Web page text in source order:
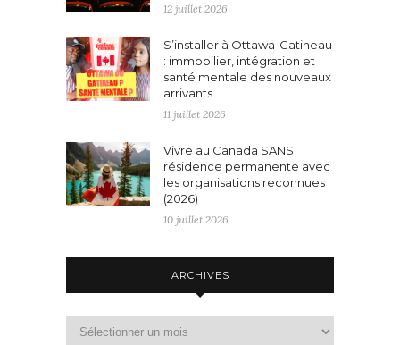
12 juillet 2026
S’installer à Ottawa-Gatineau
: immobilier, intégration et
santé mentale des nouveaux
arrivants
11 juillet 2026
Vivre au Canada SANS
résidence permanente avec
les organisations reconnues
(2026)
10 juillet 2026
ARCHIVES